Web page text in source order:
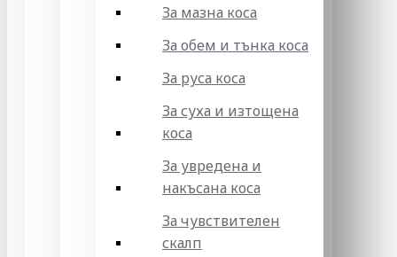
За мазна коса
За обем и тънка коса
За руса коса
За суха и изтощена
коса
За увредена и
накъсана коса
За чувствителен
скалп